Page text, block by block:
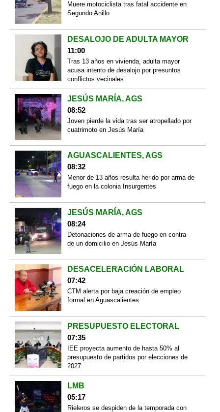
Muere motociclista tras fatal accidente en
Segundo Anillo
DESALOJO DE ADULTA MAYOR
11:00
Tras 13 años en vivienda, adulta mayor
acusa intento de desalojo por presuntos
conflictos vecinales
JESÚS MARÍA, AGS
08:52
Joven pierde la vida tras ser atropellado por
cuatrimoto en Jesús María
AGUASCALIENTES, AGS
08:32
Menor de 13 años resulta herido por arma de
fuego en la colonia Insurgentes
JESÚS MARÍA, AGS
08:24
Detonaciones de arma de fuego en contra
de un domicilio en Jesús María
DESACELERACIÓN LABORAL
07:42
CTM alerta por baja creación de empleo
formal en Aguascalientes
PRESUPUESTO ELECTORAL
07:35
IEE proyecta aumento de hasta 50% al
presupuesto de partidos por elecciones de
2027
LMB
05:17
Rieleros se despiden de la temporada con